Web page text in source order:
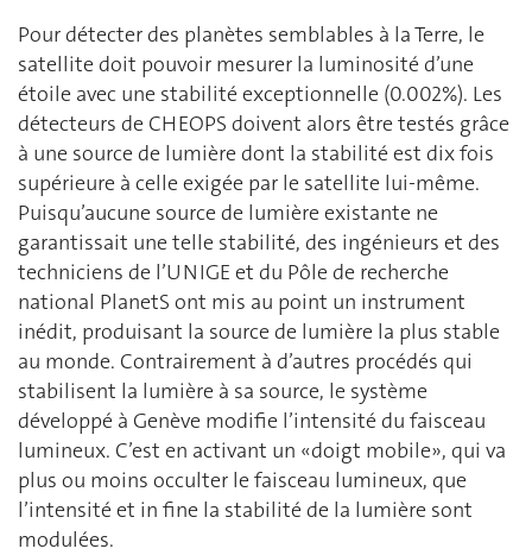
Pour détecter des planètes semblables à la Terre, le
satellite doit pouvoir mesurer la luminosité d’une
étoile avec une stabilité exceptionnelle (0.002%). Les
détecteurs de CHEOPS doivent alors être testés grâce
à une source de lumière dont la stabilité est dix fois
supérieure à celle exigée par le satellite lui-même.
Puisqu’aucune source de lumière existante ne
garantissait une telle stabilité, des ingénieurs et des
techniciens de l’UNIGE et du Pôle de recherche
national PlanetS ont mis au point un instrument
inédit, produisant la source de lumière la plus stable
au monde. Contrairement à d’autres procédés qui
stabilisent la lumière à sa source, le système
développé à Genève modifie l’intensité du faisceau
lumineux. C’est en activant un «doigt mobile», qui va
plus ou moins occulter le faisceau lumineux, que
l’intensité et in fine la stabilité de la lumière sont
modulées.